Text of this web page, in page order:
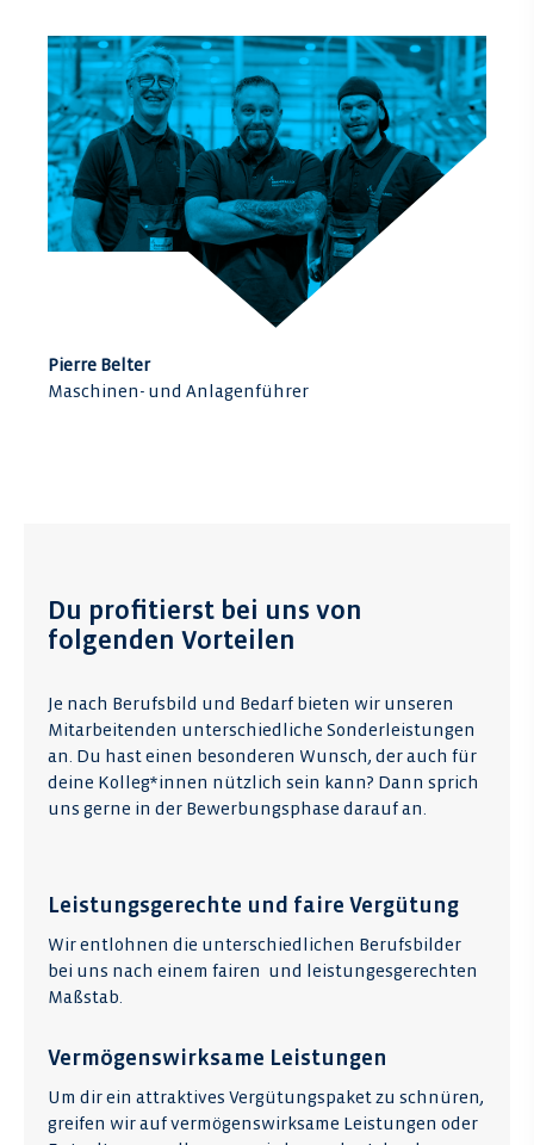
Pierre Belter
Maschinen- und Anlagenführer
Du profitierst bei uns von
folgenden Vorteilen
Je nach Berufsbild und Bedarf bieten wir unseren
Mitarbeitenden unterschiedliche Sonderleistungen
an. Du hast einen besonderen Wunsch, der auch für
deine Kolleg*innen nützlich sein kann? Dann sprich
uns gerne in der Bewerbungsphase darauf an.
Leistungsgerechte und faire Vergütung
Wir entlohnen die unterschiedlichen Berufsbilder
bei uns nach einem fairen und leistungesgerechten
Maßstab.
Vermögenswirksame Leistungen
Um dir ein attraktives Vergütungspaket zu schnüren,
greifen wir auf vermögenswirksame Leistungen oder